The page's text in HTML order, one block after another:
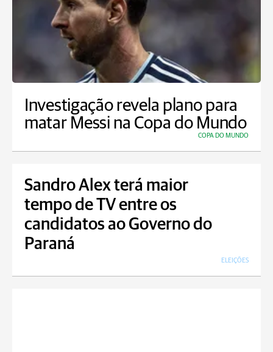
Investigação revela plano para
matar Messi na Copa do Mundo
COPA DO MUNDO
Sandro Alex terá maior
tempo de TV entre os
candidatos ao Governo do
Paraná
ELEIÇÕES